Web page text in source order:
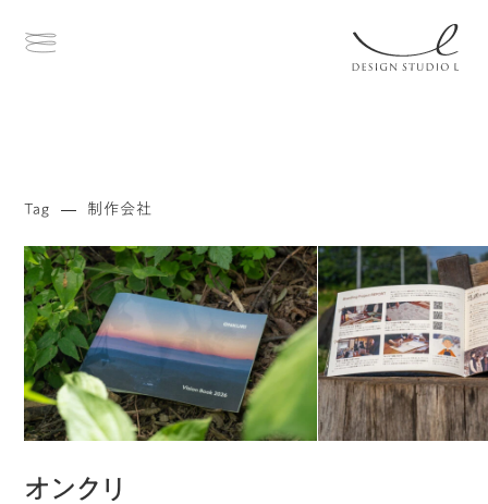
Tag 制作会社
オンクリ